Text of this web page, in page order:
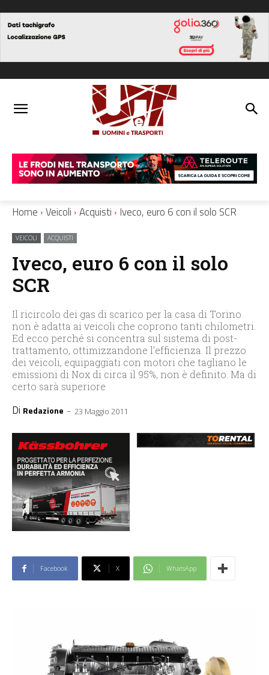
Home Veicoli Acquisti Iveco, euro 6 con il solo SCR
VEICOLI ACQUISTI
Iveco, euro 6 con il solo
SCR
Il ricircolo dei gas di scarico per la casa di Torino
non è adatta ai veicoli che coprono tanti chilometri.
Ed ecco perché si concentra sul sistema di post-
trattamento, ottimizzandone l'efficienza. Il prezzo
dei veicoli, equipaggiati con motori che tagliano le
emissioni di Nox di circa il 95%, non è definito. Ma di
certo sarà superiore
Di Redazione - 23 Maggio 2011
Facebook X WhatsApp